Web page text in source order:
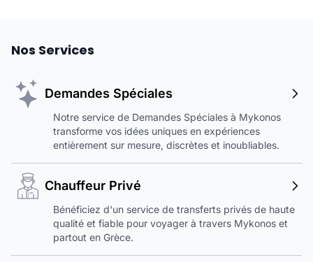
Nos Services
Demandes Spéciales
Notre service de Demandes Spéciales à Mykonos
transforme vos idées uniques en expériences
entièrement sur mesure, discrètes et inoubliables.
Chauffeur Privé
Bénéficiez d'un service de transferts privés de haute
qualité et fiable pour voyager à travers Mykonos et
partout en Grèce.